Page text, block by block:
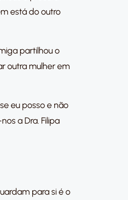
está do outro
partilhou o
outra mulher em
eu posso e não
a Dra. Filipa
para si é o